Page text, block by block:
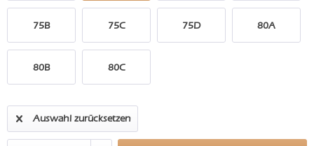
75B 75C 75D 80A
80B 80C
Auswahl zurücksetzen